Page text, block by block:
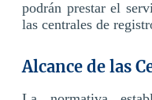
podrán prestar el
las centrales de
Alcance de las